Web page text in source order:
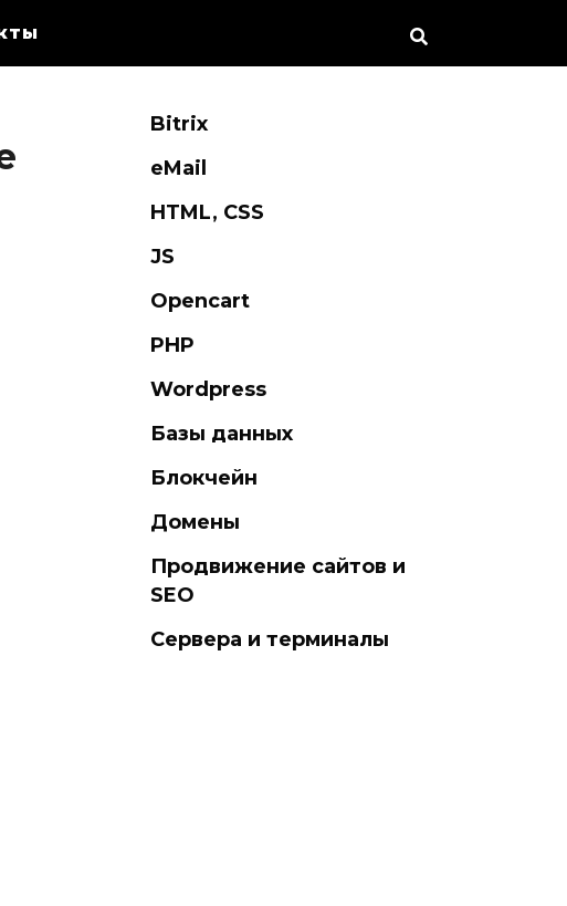
Bitrix
eMail
HTML, CSS
JS
Opencart
PHP
Wordpress
Базы данных
Блокчейн
Домены
Продвижение сайтов и
SEO
Сервера и терминалы